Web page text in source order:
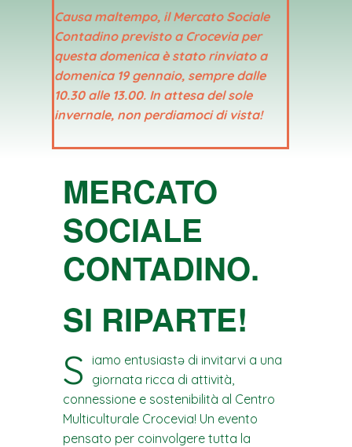
Causa maltempo, il Mercato Sociale
Contadino previsto a Crocevia per
questa domenica è stato rinviato a
domenica 19 gennaio, sempre dalle
10.30 alle 13.00. In attesa del sole
invernale, non perdiamoci di vista!
MERCATO
SOCIALE
CONTADINO.
SI RIPARTE!
S
iamo entusiastə di invitarvi a una
giornata ricca di attività,
connessione e sostenibilità al Centro
Multiculturale Crocevia! Un evento
pensato per coinvolgere tutta la